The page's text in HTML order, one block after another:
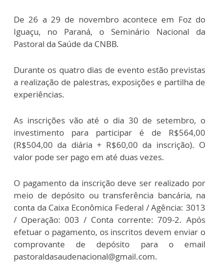
De 26 a 29 de novembro acontece em Foz do
Iguaçu, no Paraná, o Seminário Nacional da
Pastoral da Saúde da CNBB.
Durante os quatro dias de evento estão previstas
a realização de palestras, exposições e partilha de
experiências.
As inscrições vão até o dia 30 de setembro, o
investimento para participar é de R$564,00
(R$504,00 da diária + R$60,00 da inscrição). O
valor pode ser pago em até duas vezes.
O pagamento da inscrição deve ser realizado por
meio de depósito ou transferência bancária, na
conta da Caixa Econômica Federal / Agência: 3013
/ Operação: 003 / Conta corrente: 709-2. Após
efetuar o pagamento, os inscritos devem enviar o
comprovante de depósito para o email
pastoraldasaudenacional@gmail.com.